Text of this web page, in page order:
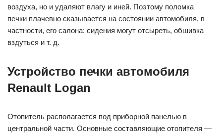
воздуха, но и удаляют влагу и иней. Поэтому поломка
печки плачевно сказывается на состоянии автомобиля, в
частности, его салона: сидения могут отсыреть, обшивка
вздуться и т. д.
Устройство печки автомобиля
Renault Logan
Отопитель располагается под приборной панелью в
центральной части. Основные составляющие отопителя —